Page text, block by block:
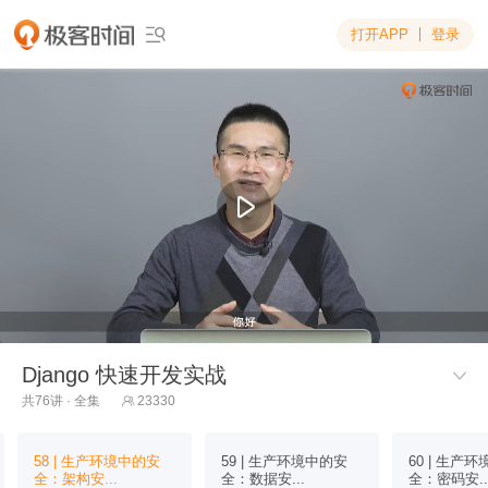
 打开APP 登录
Django 快速开发实战 
共76讲 · 全集  23330
58 | 生产环境中的安
全：架构安...
59 | 生产环境中的安
全：数据安...
60 | 生产环
全：密码安